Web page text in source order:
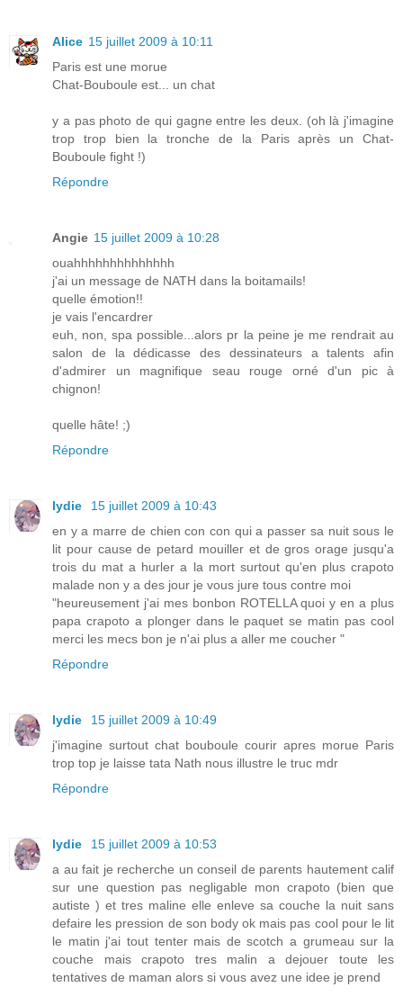
Alice 15 juillet 2009 à 10:11
Paris est une morue
Chat-Bouboule est... un chat
y a pas photo de qui gagne entre les deux. (oh là j'imagine
trop trop bien la tronche de la Paris après un Chat-
Bouboule fight !)
Répondre
Angie 15 juillet 2009 à 10:28
ouahhhhhhhhhhhhhh
j'ai un message de NATH dans la boitamails!
quelle émotion!!
je vais l'encardrer
euh, non, spa possible...alors pr la peine je me rendrait au
salon de la dédicasse des dessinateurs a talents afin
d'admirer un magnifique seau rouge orné d'un pic à
chignon!
quelle hâte! ;)
Répondre
lydie
15 juillet 2009 à 10:43
en y a marre de chien con con qui a passer sa nuit sous le
lit pour cause de petard mouiller et de gros orage jusqu'a
trois du mat a hurler a la mort surtout qu'en plus crapoto
malade non y a des jour je vous jure tous contre moi
"heureusement j'ai mes bonbon ROTELLA quoi y en a plus
papa crapoto a plonger dans le paquet se matin pas cool
merci les mecs bon je n'ai plus a aller me coucher "
Répondre
lydie
15 juillet 2009 à 10:49
j'imagine surtout chat bouboule courir apres morue Paris
trop top je laisse tata Nath nous illustre le truc mdr
Répondre
lydie
15 juillet 2009 à 10:53
a au fait je recherche un conseil de parents hautement calif
sur une question pas negligable mon crapoto (bien que
autiste ) et tres maline elle enleve sa couche la nuit sans
defaire les pression de son body ok mais pas cool pour le lit
le matin j'ai tout tenter mais de scotch a grumeau sur la
couche mais crapoto tres malin a dejouer toute les
tentatives de maman alors si vous avez une idee je prend